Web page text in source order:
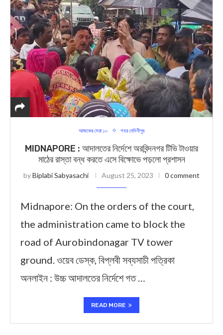
আজকের সেরা ১০ শহর মেদিনীপুর
MIDNAPORE : আদালতের নির্দেশে অরবিন্দনগর টিভি টাওয়ার
মাঠের রাস্তা বন্ধ করতে এসে বিক্ষোভে পড়লো প্রশাসন
byBiplabi Sabyasachi August 25, 2023 0 comment
Midnapore: On the orders of the court,
the administration came to block the
road of Aurobindonagar TV tower
ground. ওয়েব ডেস্ক, বিপ্লবী সব্যসাচী পত্রিকা
অনলাইন : উচ্চ আদালতের নির্দেশে গত …
READ MORE